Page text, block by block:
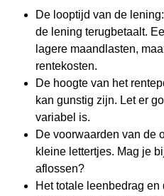
De looptijd van de
de lening terugbetaalt.
lagere maandlasten,
rentekosten.
De hoogte van het
kan gunstig zijn. Let er
variabel is.
De voorwaarden van de
kleine lettertjes. Mag je
aflossen?
Het totale leenbedrag